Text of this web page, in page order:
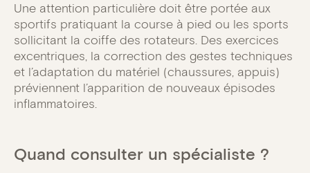
Une attention particulière doit être portée aux
sportifs pratiquant la course à pied ou les sports
sollicitant la coiffe des rotateurs. Des exercices
excentriques, la correction des gestes techniques
et l’adaptation du matériel (chaussures, appuis)
préviennent l’apparition de nouveaux épisodes
inflammatoires.
Quand consulter un spécialiste ?